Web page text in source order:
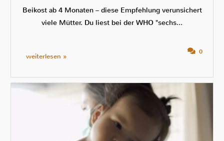
Beikost ab 4 Monaten – diese Empfehlung verunsichert
viele Mütter. Du liest bei der WHO "sechs...
0
weiterlesen »